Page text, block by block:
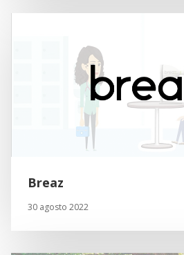
Breaz
30 agosto 2022